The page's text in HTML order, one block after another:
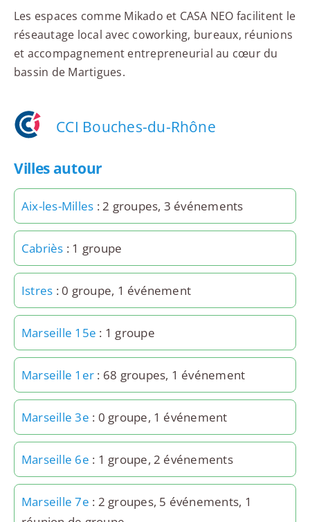
Les espaces comme Mikado et CASA NEO facilitent le
réseautage local avec coworking, bureaux, réunions
et accompagnement entrepreneurial au cœur du
bassin de Martigues.
CCI Bouches-du-Rhône
Villes autour
Aix-les-Milles : 2 groupes, 3 événements
Cabriès : 1 groupe
Istres : 0 groupe, 1 événement
Marseille 15e : 1 groupe
Marseille 1er : 68 groupes, 1 événement
Marseille 3e : 0 groupe, 1 événement
Marseille 6e : 1 groupe, 2 événements
Marseille 7e : 2 groupes, 5 événements, 1